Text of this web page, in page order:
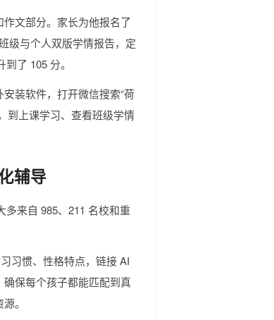
文部分。家长为他报名了
级与个人双版学情报告，定
了 105 分。
装软件，打开微信搜索“荷
到上课学习、查看班级学情
辅导
多来自 985、211 名校和重
习惯、性格特点，链接 AI
保每个孩子都能匹配到真
。